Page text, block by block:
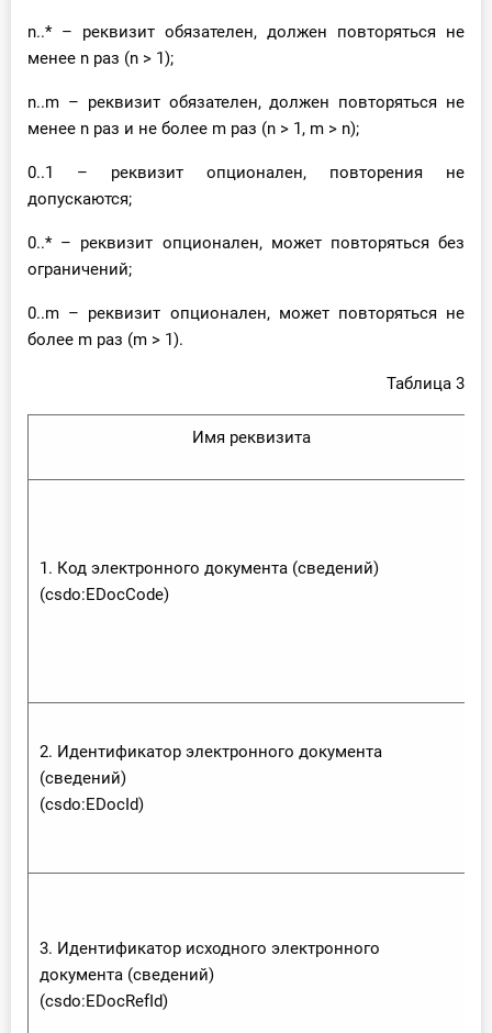
n..* – реквизит обязателен, должен повторяться не
менее n раз (n > 1);
n..m – реквизит обязателен, должен повторяться не
менее n раз и не более m раз (n > 1, m > n);
0..1 – реквизит опционален, повторения не
допускаются;
0..* – реквизит опционален, может повторяться без
ограничений;
0..m – реквизит опционален, может повторяться не
более m раз (m > 1).
Таблица 3
Имя реквизита
1. Код электронного документа (сведений)
(csdo:‌EDoc‌Code)
2. Идентификатор электронного документа
(сведений)
(csdo:‌EDoc‌Id)
3. Идентификатор исходного электронного
документа (сведений)
(csdo:‌EDoc‌Ref‌Id)